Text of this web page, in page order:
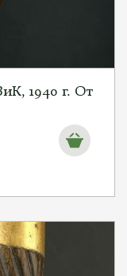
1940 г. От